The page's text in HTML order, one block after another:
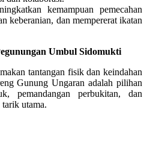
kemampuan pemecahan
keberanian, dan mempererat ikatan
Umbul Sidomukti
tantangan fisik dan keindahan
Gunung Ungaran adalah pilihan
pemandangan perbukitan, dan
utama.